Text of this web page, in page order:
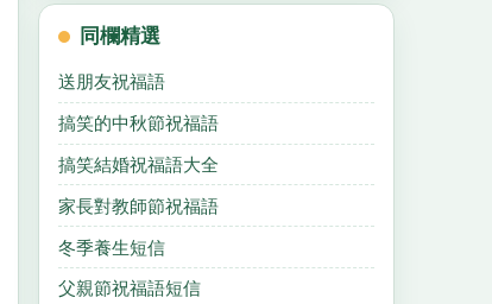
同欄精選
送朋友祝福語
搞笑的中秋節祝福語
搞笑結婚祝福語大全
家長對教師節祝福語
冬季養生短信
父親節祝福語短信